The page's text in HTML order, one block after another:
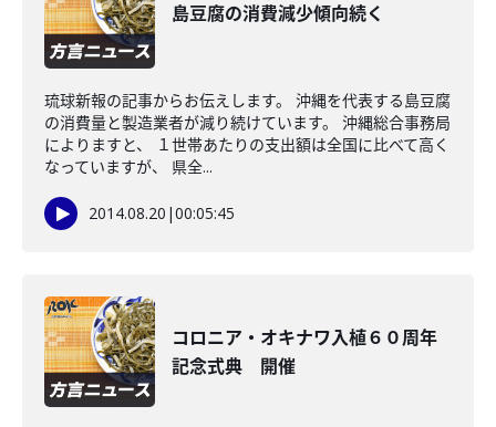
島豆腐の消費減少傾向続く
琉球新報の記事からお伝えします。 沖縄を代表する島豆腐
の消費量と製造業者が減り続けています。 沖縄総合事務局
によりますと、 １世帯あたりの支出額は全国に比べて高く
なっていますが、 県全...
2014.08.20 |00:05:45
コロニア・オキナワ入植６０周年
記念式典 開催